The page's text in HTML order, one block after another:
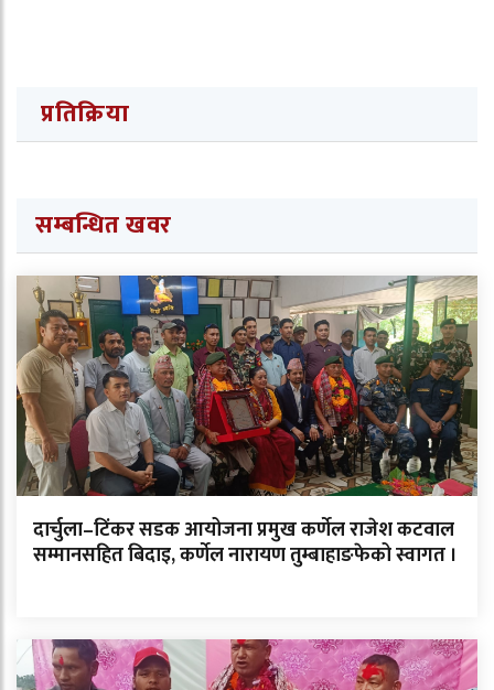
प्रतिक्रिया
सम्बन्धित खवर
दार्चुला–टिंकर सडक आयोजना प्रमुख कर्णेल राजेश कटवाल
सम्मानसहित बिदाइ, कर्णेल नारायण तुम्बाहाङफेको स्वागत ।